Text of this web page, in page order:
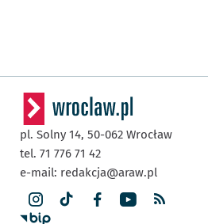
pl. Solny 14, 50-062 Wrocław
tel. 71 776 71 42
e-mail: redakcja@araw.pl